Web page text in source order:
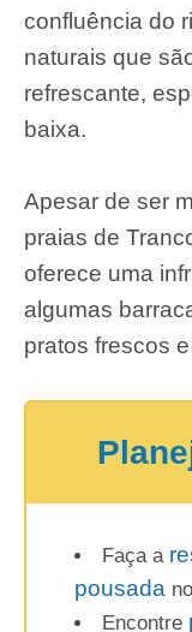
confluência do
naturais que
refrescante,
baixa.
Apesar de ser
praias de
oferece uma
algumas
pratos frescos
Faça a
pousada no
Encontre